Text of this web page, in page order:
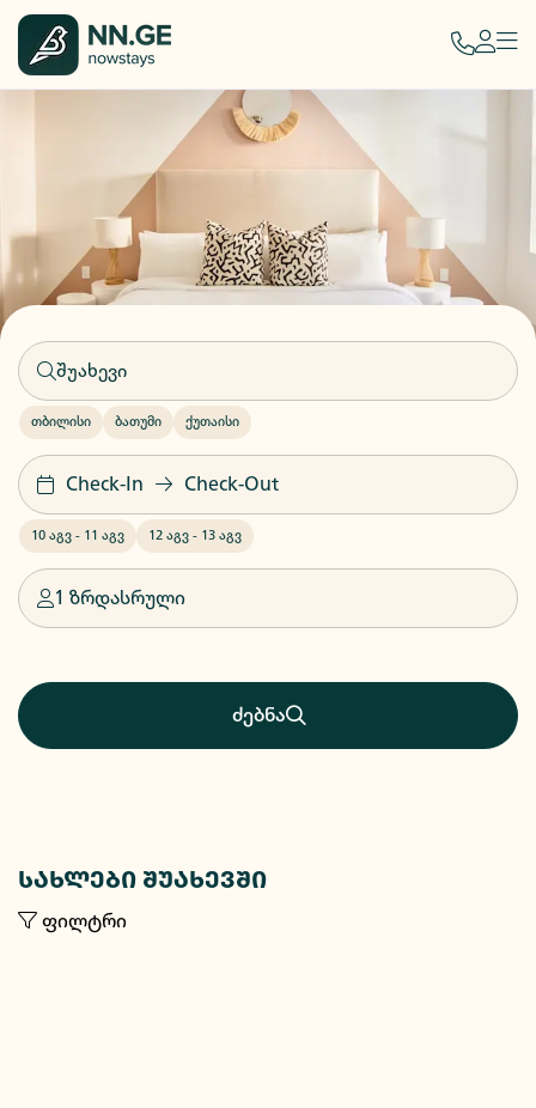
თბილისი ბათუმი ქუთაისი
Check-In Check-Out
10 აგვ - 11 აგვ 12 აგვ - 13 აგვ
1 ზრდასრული
ძებნა
სახლები შუახევში
ფილტრი